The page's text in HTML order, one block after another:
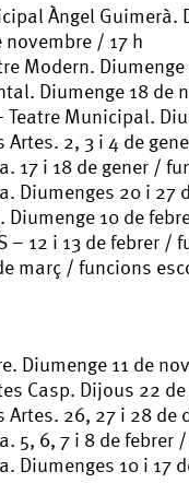
Àngel
novembre / 17 h
Modern.
Diumenge 18 de
Teatre Municipal.
2, 3 i 4 de
17 i 18 de gener /
Diumenges 20 i 27
Diumenge 10 de
– 12 i 13 de febrer
març / funcions
Diumenge 11 de
Casp. Dijous 22
Artes. 26, 27 i 28 de
5, 6, 7 i 8 de
Diumenges 10 i 17